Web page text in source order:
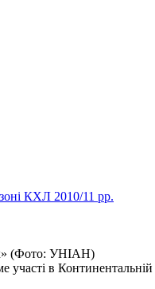
КХЛ 2010/11 рр.
в Континентальній